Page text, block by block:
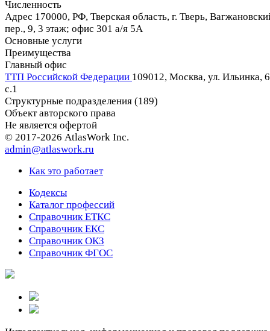
Численность
Адрес 170000, РФ, Тверская область, г. Тверь,
пер., 9, 3 этаж; офис 301 а/я 5А
Основные услуги
Преимущества
Главный офис
ТТП Российской Федерации 109012, Москва, ул. Ильинка,
c.1
Структурные подразделения (189)
Объект авторского права
Не является офертой
© 2017-2026 AtlasWork Inc.
admin@atlaswork.ru
Как это работает
Кодексы
Каталог профессий
Справочник ЕТКС
Справочник ЕКС
Справочник ОКЗ
Справочник ФГОС